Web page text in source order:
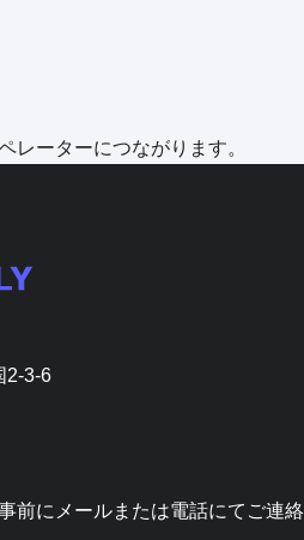
ーターにつながります。
2-3-6
にメールまたは電話にてご連絡